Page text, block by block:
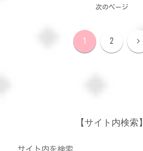
次のページ
1 2 次
【サイト内検索】